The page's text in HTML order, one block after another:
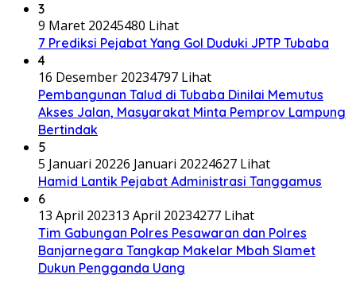
3
9 Maret 20245480 Lihat
7 Prediksi Pejabat Yang Gol Duduki JPTP Tubaba
4
16 Desember 20234797 Lihat
Pembangunan Talud di Tubaba Dinilai Memutus
Akses Jalan, Masyarakat Minta Pemprov Lampung
Bertindak
5
5 Januari 20226 Januari 20224627 Lihat
Hamid Lantik Pejabat Administrasi Tanggamus
6
13 April 202313 April 20234277 Lihat
Tim Gabungan Polres Pesawaran dan Polres
Banjarnegara Tangkap Makelar Mbah Slamet
Dukun Pengganda Uang